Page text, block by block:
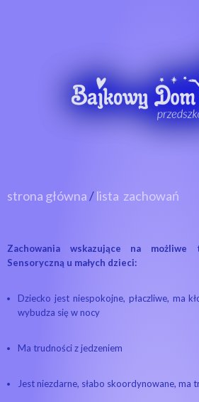
strona główna/lista zachowań
Zachowania wskazujące na
Sensoryczną u małych dzieci:
Dziecko jest niespokojne, płaczliwe, ma
wybudza się w nocy
Ma trudności z jedzeniem
Jest niezdarne, słabo skoordynowane, ma